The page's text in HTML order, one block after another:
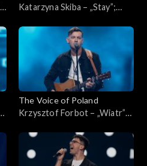
Katarzyna Skiba – „Stay”;
Przesłuchania w ciemno, 4
października 2025
The Voice of Poland
Krzysztof Forbot – „Wiatr”;
Przesłuchania w ciemno, 27
września 2025